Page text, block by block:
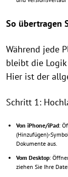
So übertragen
Während jede
bleibt die
Hier ist der
Schritt 1:
Von iPhone/iPad:
(Hinzufügen)-
Dokumente aus.
Vom Desktop:
ziehen Sie Ihre